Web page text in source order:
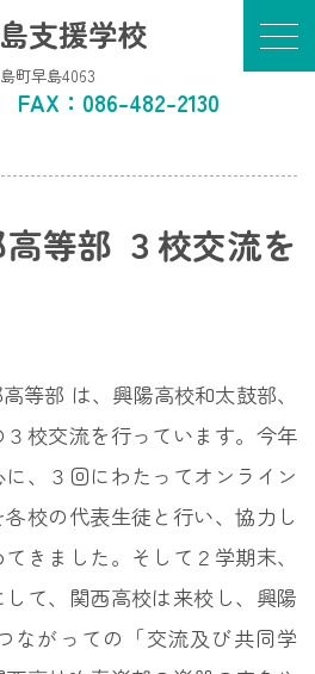
支援学校
町早島4063
FAX：086-482-2130
等部 ３校交流を
等部 は、興陽高校和太鼓部、
校交流を行っています。今年
、３回にわたってオンライン
校の代表生徒と行い、協力し
きました。そして２学期末、
て、関西高校は来校し、興陽
ながっての「交流及び共同学